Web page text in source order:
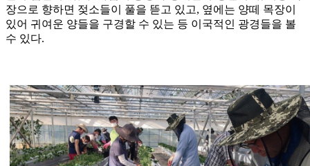
장으로 향하면 젖소들이 풀을 뜯고 있고, 옆에는 양떼 목장이
있어 귀여운 양들을 구경할 수 있는 등 이국적인 광경들을 볼
수 있다.